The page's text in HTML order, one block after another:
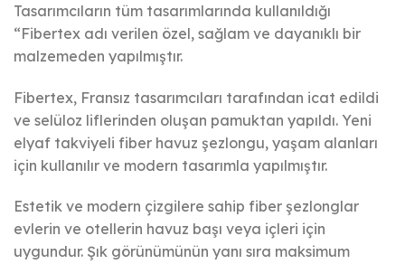
Tasarımcıların tüm tasarımlarında kullanıldığı
“Fibertex adı verilen özel, sağlam ve dayanıklı bir
malzemeden yapılmıştır.
Fibertex, Fransız tasarımcıları tarafından icat edildi
ve selüloz liflerinden oluşan pamuktan yapıldı. Yeni
elyaf takviyeli fiber havuz şezlongu, yaşam alanları
için kullanılır ve modern tasarımla yapılmıştır.
Estetik ve modern çizgilere sahip fiber şezlonglar
evlerin ve otellerin havuz başı veya içleri için
uygundur. Şık görünümünün yanı sıra maksimum